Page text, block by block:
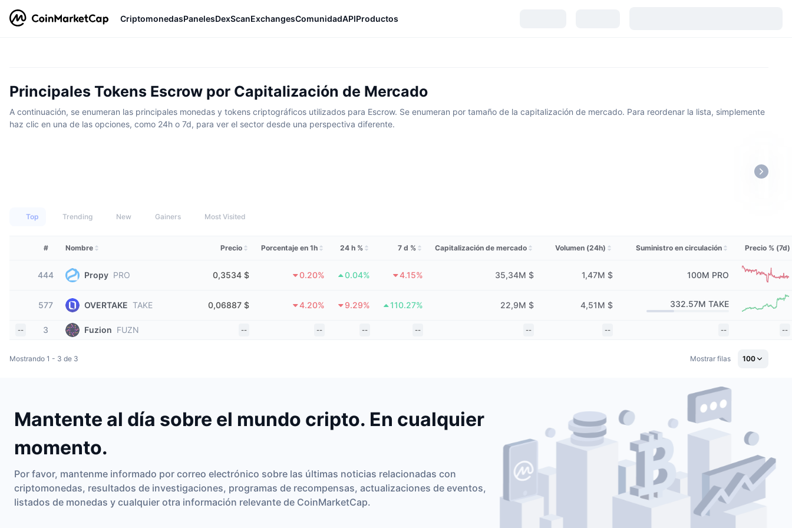
CriptomonedasPanelesDexScanExchangesComunidadAPIProductos
Principales Tokens Escrow por Capitalización de Mercado
A continuación, se enumeran las principales monedas y tokens criptográficos utilizados para Escrow. Se enumeran por tamaño de la capitalización de mercado. Para reordenar la lista, simplemente
haz clic en una de las opciones, como 24h o 7d, para ver el sector desde una perspectiva diferente.
Top Trending New Gainers Most Visited
# Nombre Precio Porcentaje en 1h 24 h % 7 d % Capitalización de mercado Volumen (24h) Suministro en circulación Precio % (7d)
444 Propy PRO 0,3534 $ 0.20% 0.04% 4.15% 35,34M $ 1,47M $ 100M PRO
577 OVERTAKE TAKE 0,06887 $ 4.20% 9.29% 110.27% 22,9M $ 4,51M $ 332.57M TAKE
-- 3 Fuzion FUZN -- -- -- -- -- -- -- --
Mostrando 1 - 3 de 3 Mostrar filas 100
Mantente al día sobre el mundo cripto. En cualquier
momento.
Por favor, mantenme informado por correo electrónico sobre las últimas noticias relacionadas con
criptomonedas, resultados de investigaciones, programas de recompensas, actualizaciones de eventos,
listados de monedas y cualquier otra información relevante de CoinMarketCap.